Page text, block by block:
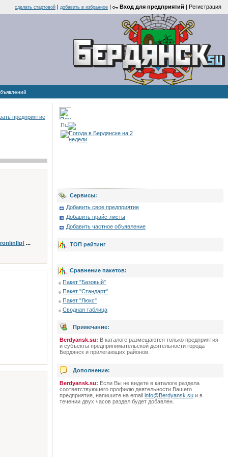
cделать стартовой | добавить в избранное | Вход для предприятий | Регистрация
предприятие
...
Сервисы:
Добавить свое предприятие
Добавить прайс-листы
Добавить частное объявление
ТОП рейтинг
Сравнение пакетов:
Пакет "Базовый"
Пакет "Стандарт"
Пакет "Люкс"
Сводная таблица
Примечание:
Berdyansk.su: В каталоге размещаются только предприятия
и субъекты предпринимательской деятельности города
Бердянск и прилегающих районов.
Дополнение:
Berdyansk.su: Если Вы не видете в каталоге раздела
соответствующего профилю деятельности Вашего
предприятия, напишите на email info@Berdyansk.su и в
течении двух часов раздел будет добавлен.